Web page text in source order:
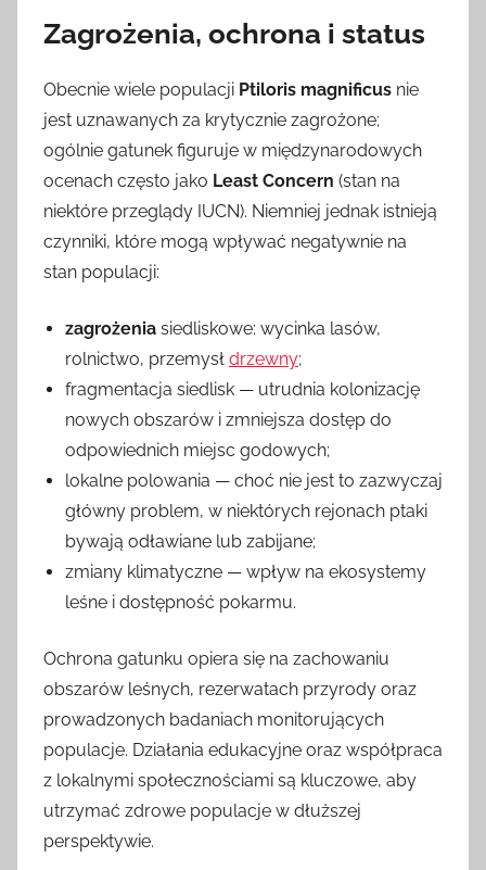
Zagrożenia, ochrona i status
Obecnie wiele populacji Ptiloris magnificus nie
jest uznawanych za krytycznie zagrożone;
ogólnie gatunek figuruje w międzynarodowych
ocenach często jako Least Concern (stan na
niektóre przeglądy IUCN). Niemniej jednak istnieją
czynniki, które mogą wpływać negatywnie na
stan populacji:
zagrożenia siedliskowe: wycinka lasów,
rolnictwo, przemysł drzewny;
fragmentacja siedlisk — utrudnia kolonizację
nowych obszarów i zmniejsza dostęp do
odpowiednich miejsc godowych;
lokalne polowania — choć nie jest to zazwyczaj
główny problem, w niektórych rejonach ptaki
bywają odławiane lub zabijane;
zmiany klimatyczne — wpływ na ekosystemy
leśne i dostępność pokarmu.
Ochrona gatunku opiera się na zachowaniu
obszarów leśnych, rezerwatach przyrody oraz
prowadzonych badaniach monitorujących
populacje. Działania edukacyjne oraz współpraca
z lokalnymi społecznościami są kluczowe, aby
utrzymać zdrowe populacje w dłuższej
perspektywie.